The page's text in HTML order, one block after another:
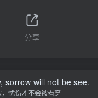
分享
sorrow will not be see.
忧伤才不会被看穿